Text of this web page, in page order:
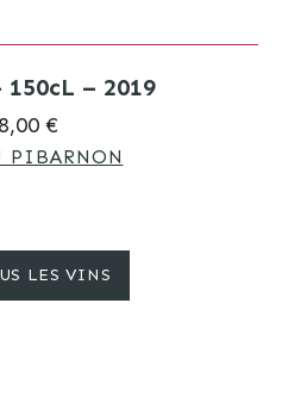
150cL – 2019
€
PIBARNON
LES VINS